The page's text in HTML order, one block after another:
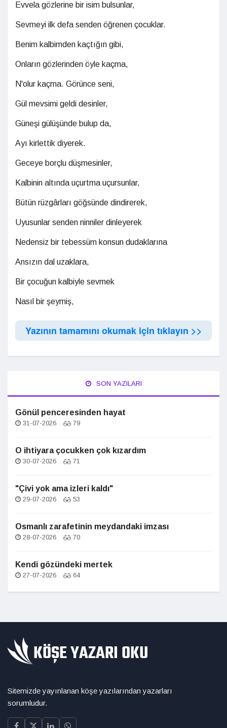
Evvela gözlerine bir isim bulsunlar,
Sevmeyi ilk defa senden öğrenen çocuklar.
Benim kalbimden kaçtığın gibi,
Onların gözlerinden öyle kaçma,
N'olur kaçma. Görünce seni,
Gül mevsimi geldi desinler,
Güneşi gülüşünde bulup da,
Ayı kirlettik diyerek.
Geceye borçlu düşmesinler,
Kalbinin altında uçurtma uçursunlar,
Bütün rüzgârları göğsünde dindirerek,
Uyusunlar senden ninniler dinleyerek
Nedensiz bir tebessüm konsun dudaklarına
Ansızın dal uzaklara,
Bir çocuğun kalbiyle sevmek
Nasıl bir şeymiş,
Yazının tamamını okumak için tıklayın >>
SON YAZILARI
Gönül penceresinden hayat
31-07-2026 79
O ihtiyara çocukken çok kızardım
30-07-2026 71
"Çivi yok ama izleri kaldı"
29-07-2026 53
Osmanlı zarafetinin meydandaki imzası
28-07-2026 70
Kendi gözündeki mertek
27-07-2026 64
Sitemizde yayınlanan köşe yazılarından yazarları
sorumludur.